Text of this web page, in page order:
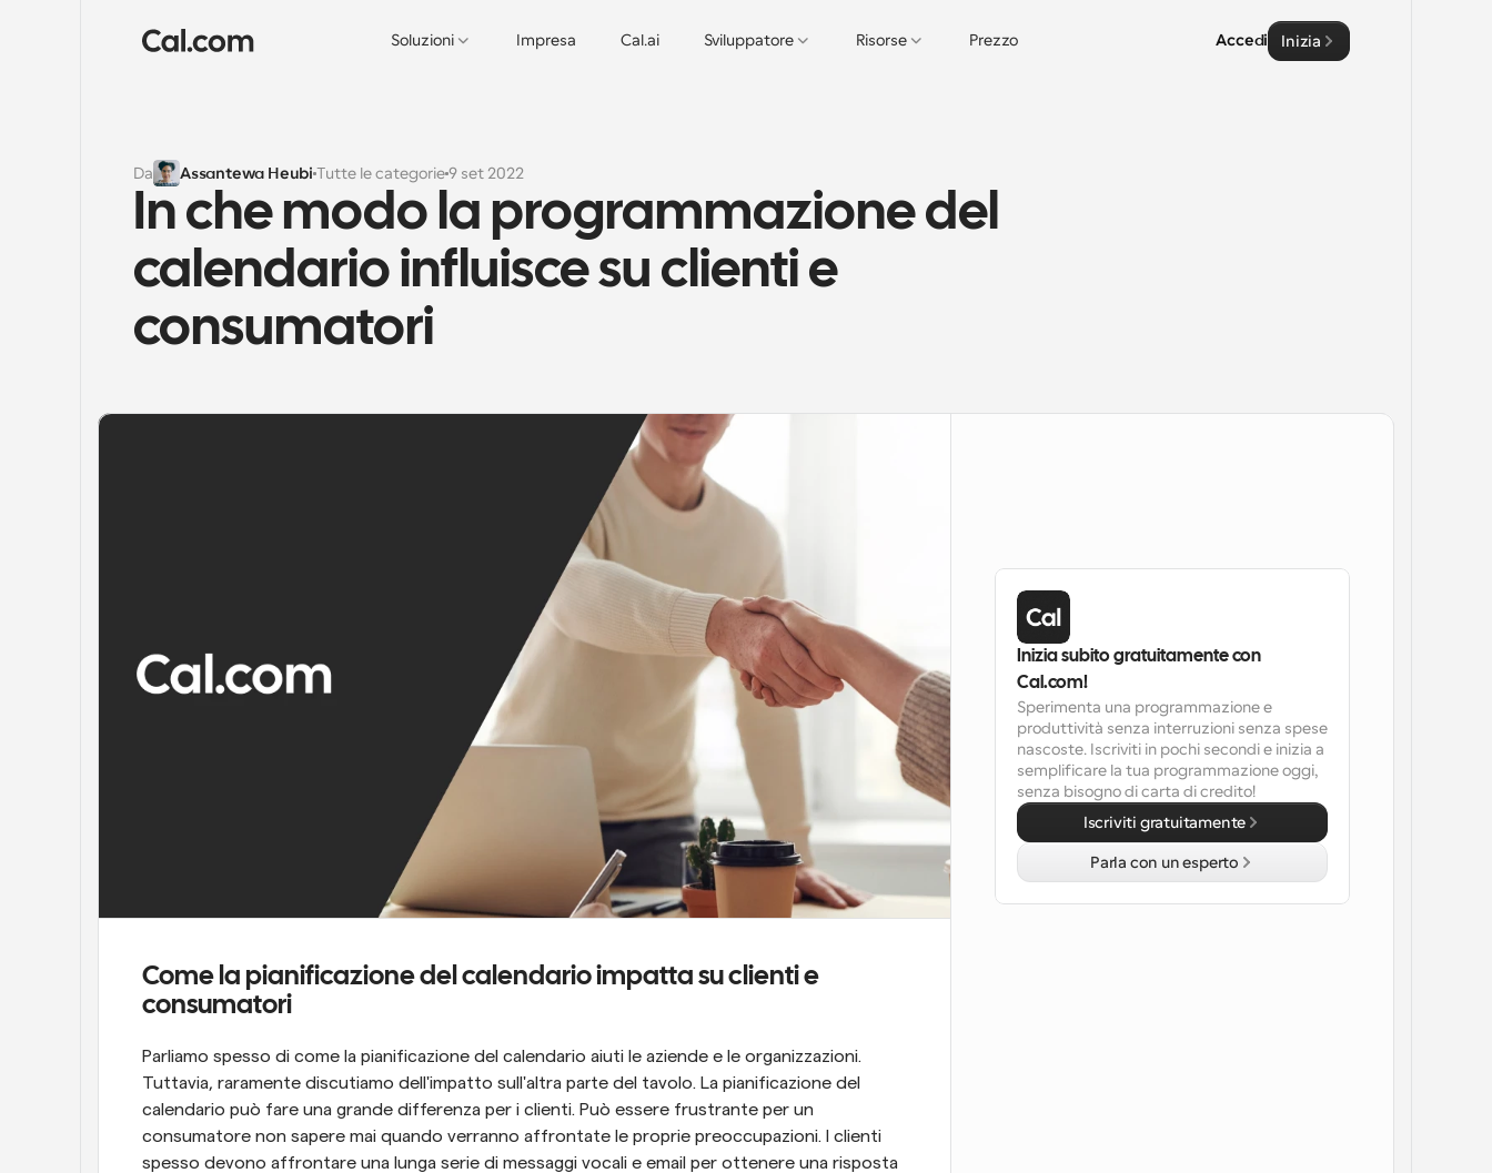
Soluzioni Impresa Cal.ai Sviluppatore Risorse Prezzo Accedi Inizia
Da Assantewa Heubi Tutte le categorie9 set 2022
In che modo la programmazione del
calendario influisce su clienti e
consumatori
Come la pianificazione del calendario impatta su clienti e
consumatori
Parliamo spesso di come la pianificazione del calendario aiuti le aziende e le organizzazioni.
Tuttavia, raramente discutiamo dell'impatto sull'altra parte del tavolo. La pianificazione del
calendario può fare una grande differenza per i clienti. Può essere frustrante per un
consumatore non sapere mai quando verranno affrontate le proprie preoccupazioni. I clienti
spesso devono affrontare una lunga serie di messaggi vocali e email per ottenere una risposta
Inizia subito gratuitamente con
Cal.com!
Sperimenta una programmazione e
produttività senza interruzioni senza spese
nascoste. Iscriviti in pochi secondi e inizia a
semplificare la tua programmazione oggi,
senza bisogno di carta di credito!
Iscriviti gratuitamente
Parla con un esperto